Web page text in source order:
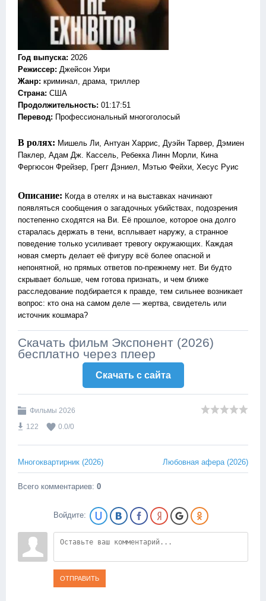
Год выпуска: 2026
Режиссер: Джейсон Уири
Жанр: криминал, драма, триллер
Страна: США
Продолжительность: 01:17:51
Перевод: Профессиональный многоголосый
В ролях: Мишель Ли, Антуан Харрис, Дуэйн Тарвер, Дэмиен
Паклер, Адам Дж. Кассель, Ребекка Линн Морли, Кина
Фергюсон Фрейзер, Грегг Дэниел, Мэтью Фейхи, Хесус Руис
Описание: Когда в отелях и на выставках начинают
появляться сообщения о загадочных убийствах, подозрения
постепенно сходятся на Ви. Её прошлое, которое она долго
старалась держать в тени, всплывает наружу, а странное
поведение только усиливает тревогу окружающих. Каждая
новая смерть делает её фигуру всё более опасной и
непонятной, но прямых ответов по-прежнему нет. Ви будто
скрывает больше, чем готова признать, и чем ближе
расследование подбирается к правде, тем сильнее возникает
вопрос: кто она на самом деле — жертва, свидетель или
источник кошмара?
Скачать фильм Экспонент (2026)
бесплатно через плеер
Скачать c сайта
Фильмы 2026
122
0.0/0
Многоквартирник (2026) Любовная афера (2026)
Всего комментариев: 0
Войдите:
ОТПРАВИТЬ